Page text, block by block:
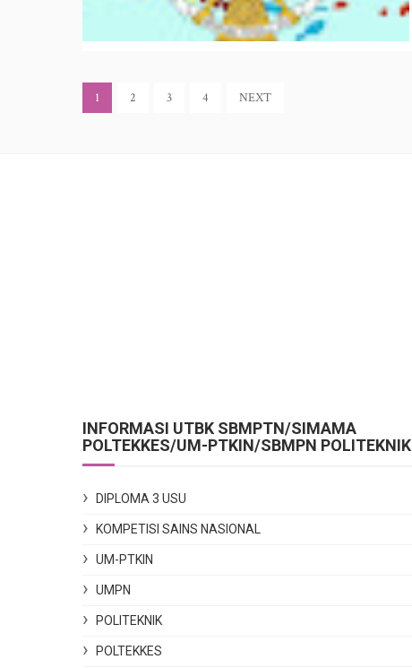
1 2 3 4 NEXT
INFORMASI UTBK SBMPTN/SIMAMA
POLTEKKES/UM-PTKIN/SBMPN POLITEKNIK
DIPLOMA 3 USU
KOMPETISI SAINS NASIONAL
UM-PTKIN
UMPN
POLITEKNIK
POLTEKKES